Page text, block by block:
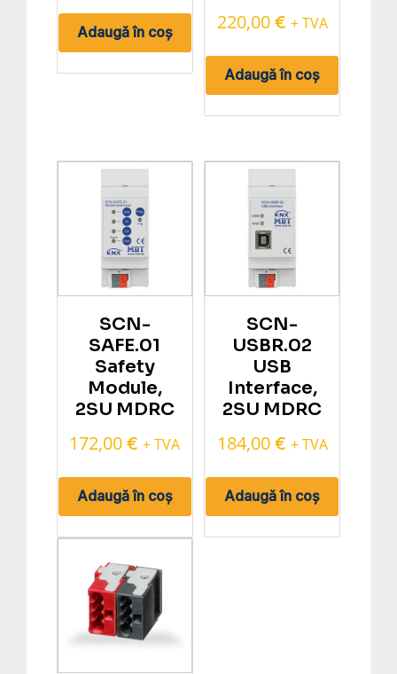
Adaugă în coș 220,00 € + TVA
Adaugă în coș
SCN-
SAFE.01
Safety
Module,
2SU MDRC
172,00€ + TVA
Adaugă în coș
SCN-
USBR.02
USB
Interface,
2SU MDRC
184,00 € + TVA
Adaugă în coș